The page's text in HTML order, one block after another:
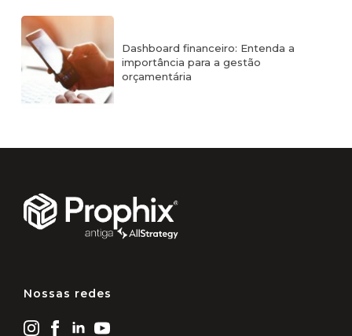
Dashboard financeiro: Entenda a
importância para a gestão
orçamentária
Nossas redes